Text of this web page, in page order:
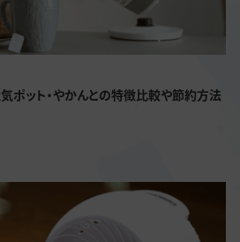
ポット・やかんとの特徴比較や節約方法